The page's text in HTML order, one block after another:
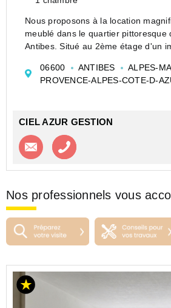
Nous proposons à la location
meublé dans le quartier pittoresque
Antibes. Situé au 2ème étage d'un
bénéficie d'une vue citadine. D'une
06600 ANTIBES
ALPES-
PROVENCE-ALPES-COTE-D-
CIEL AZUR GESTION
Contacter l'agence
Nos professionnels vous